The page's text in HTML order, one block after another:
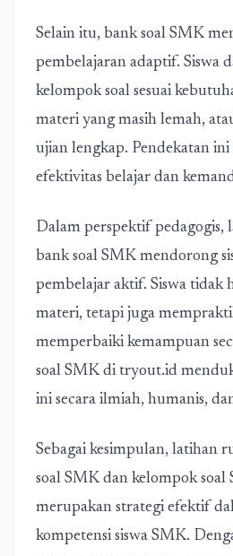
Selain itu, bank soal SMK
pembelajaran adaptif. Siswa
kelompok soal sesuai
materi yang masih lemah,
ujian lengkap. Pendekatan
efektivitas belajar dan
Dalam perspektif pedagogis,
bank soal SMKmendorong
pembelajar aktif. Siswa tidak
materi, tetapi juga
memperbaiki kemampuan
soal SMK di tryout.id
ini secara ilmiah, humanis,
Sebagai kesimpulan, latihan
soal SMK dan kelompok soal
merupakan strategi efektif
kompetensi siswa SMK.